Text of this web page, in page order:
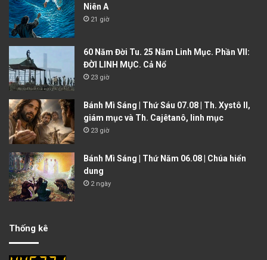
Niên A
21 giờ
60 Năm Đời Tu. 25 Năm Linh Mục. Phần VII:
ĐỜI LINH MỤC. Cả Nổ
23 giờ
Bánh Mì Sáng | Thứ Sáu 07.08 | Th. Xystô II,
giám mục và Th. Cajêtanô, linh mục
23 giờ
Bánh Mì Sáng | Thứ Năm 06.08 | Chúa hiển
dung
2 ngày
Thống kê